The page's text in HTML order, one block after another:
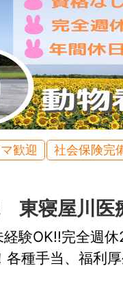
歓迎
社会保険完
東寝屋川医
験OK!!完全週
種手当、福利